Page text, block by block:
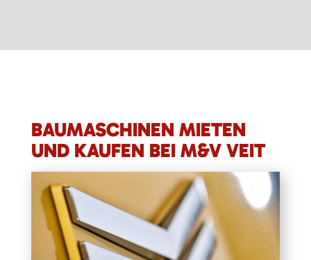
BAUMASCHINEN MIETEN
UND KAUFEN BEI M&V VEIT